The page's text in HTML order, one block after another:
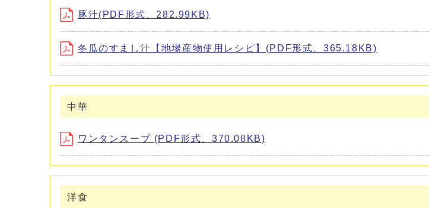
豚汁(PDF形式、282.99KB)
冬瓜のすまし汁【地場産物使用レシピ】(PDF形式、365.18KB)
中華
ワンタンスープ (PDF形式、370.08KB)
洋食